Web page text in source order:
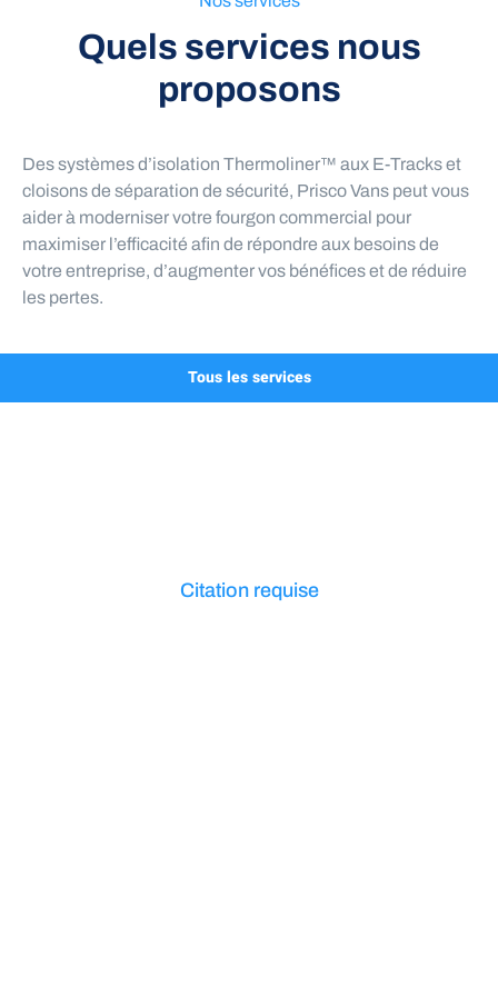
Quels services nous
proposons
Des systèmes d’isolation Thermoliner™ aux E-Tracks et
cloisons de séparation de sécurité, Prisco Vans peut vous
aider à moderniser votre fourgon commercial pour
maximiser l’efficacité afin de répondre aux besoins de
votre entreprise, d’augmenter vos bénéfices et de réduire
les pertes.
Tous les services
Citation requise